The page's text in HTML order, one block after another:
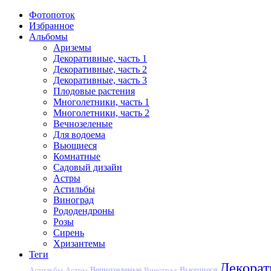
Фотопоток
Избранное
Альбомы
Ариземы
Декоративные, часть 1
Декоративные, часть 2
Декоративные, часть 3
Плодовые растения
Многолетники, часть 1
Многолетники, часть 2
Вечнозеленые
Для водоема
Вьющиеся
Комнатные
Садовый дизайн
Астры
Астильбы
Виноград
Рододендроны
Розы
Сирень
Хризантемы
Теги